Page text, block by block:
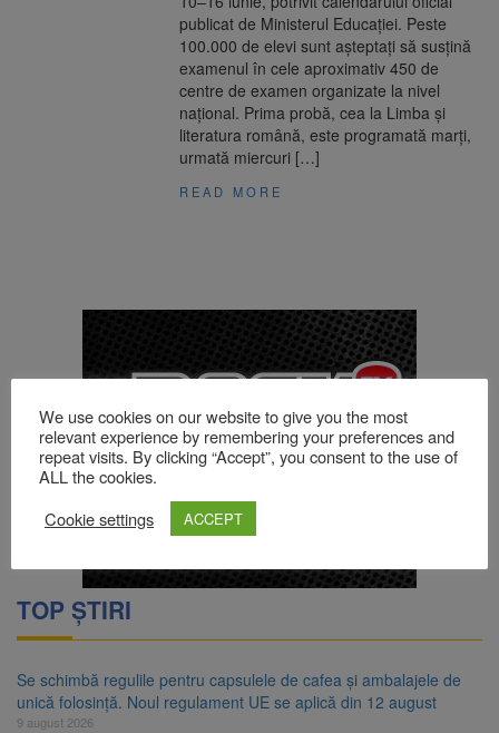
publicat de Ministerul Educației. Peste
100.000 de elevi sunt așteptați să susțină
examenul în cele aproximativ 450 de
centre de examen organizate la nivel
național. Prima probă, cea la Limba și
literatura română, este programată marți,
urmată miercuri […]
READ MORE
TOP ȘTIRI
Se schimbă regulile pentru capsulele de cafea și ambalajele de
unică folosință. Noul regulament UE se aplică din 12 august
9 august 2026
We use cookies on our website to give you the most
relevant experience by remembering your preferences and
repeat visits. By clicking “Accept”, you consent to the use of
ALL the cookies.
Cookie settings
ACCEPT